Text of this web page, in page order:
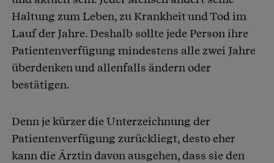
Haltung zum Leben, zu Krankheit und Tod im
Lauf der Jahre. Deshalb sollte jede Person ihre
Patientenverfügung mindestens alle zwei Jahre
überdenken und allenfalls ändern oder
bestätigen.
Denn je kürzer die Unterzeichnung der
Patientenverfügung zurückliegt, desto eher
kann die Ärztin davon ausgehen, dass sie den